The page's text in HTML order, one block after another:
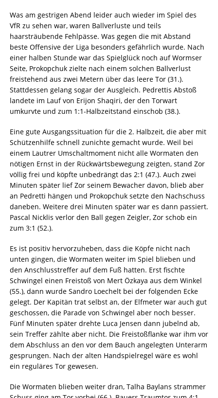
Was am gestrigen Abend leider auch wieder im Spiel des
VfR zu sehen war, waren Ballverluste und teils
haarsträubende Fehlpässe. Was gegen die mit Abstand
beste Offensive der Liga besonders gefährlich wurde. Nach
einer halben Stunde war das Spielglück noch auf Wormser
Seite, Prokopchuk zielte nach einem solchen Ballverlust
freistehend aus zwei Metern über das leere Tor (31.).
Stattdessen gelang sogar der Ausgleich. Pedrettis Abstoß
landete im Lauf von Erijon Shaqiri, der den Torwart
umkurvte und zum 1:1-Halbzeitstand einschob (38.).
Eine gute Ausgangssituation für die 2. Halbzeit, die aber mit
Schützenhilfe schnell zunichte gemacht wurde. Weil bei
einem Lautrer Umschaltmoment nicht alle Wormaten den
nötigen Ernst in der Rückwärtsbewegung zeigten, stand Zor
völlig frei und köpfte unbedrängt das 2:1 (47.). Auch zwei
Minuten später lief Zor seinem Bewacher davon, blieb aber
an Pedretti hängen und Prokopchuk setzte den Nachschuss
daneben. Weitere drei Minuten später war es dann passiert.
Pascal Nicklis verlor den Ball gegen Zeigler, Zor schob ein
zum 3:1 (52.).
Es ist positiv hervorzuheben, dass die Köpfe nicht nach
unten gingen, die Wormaten weiter im Spiel blieben und
den Anschlusstreffer auf dem Fuß hatten. Erst fischte
Schwingel einen Freistoß von Mert Özkaya aus dem Winkel
(55.), dann wurde Sandro Loechelt bei der folgenden Ecke
gelegt. Der Kapitän trat selbst an, der Elfmeter war auch gut
geschossen, die Parade von Schwingel aber noch besser.
Fünf Minuten später drehte Luca Jensen dann jubelnd ab,
sein Treffer zählte aber nicht. Die Freistoßflanke war ihm vor
dem Abschluss an den vor dem Bauch angelegten Unterarm
gesprungen. Nach der alten Handspielregel wäre es wohl
ein reguläres Tor gewesen.
Die Wormaten blieben weiter dran, Talha Baylans strammer